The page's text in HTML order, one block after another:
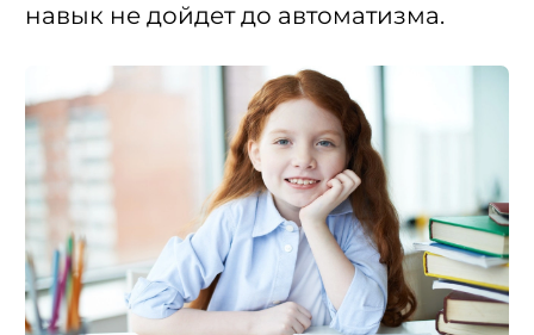
навык не дойдет до автоматизма.